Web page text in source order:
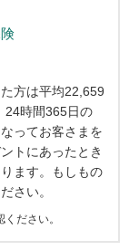
方は平均22,659
24時間365日の
ってお客さまを
トにあったとき
ます。もしもの
さい。
ださい。